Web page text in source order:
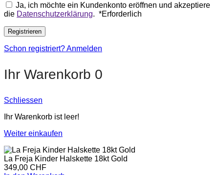
Ja, ich möchte ein Kundenkonto eröffnen und akzeptiere
die Datenschutzerklärung. *Erforderlich
Registrieren
Schon registriert? Anmelden
Ihr Warenkorb 0
Schliessen
Ihr Warenkorb ist leer!
Weiter einkaufen
La Freja Kinder Halskette 18kt Gold
349,00 CHF